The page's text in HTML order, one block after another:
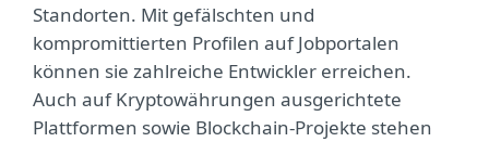
Standorten. Mit gefälschten und
kompromittierten Profilen auf Jobportalen
können sie zahlreiche Entwickler erreichen.
Auch auf Kryptowährungen ausgerichtete
Plattformen sowie Blockchain-Projekte stehen